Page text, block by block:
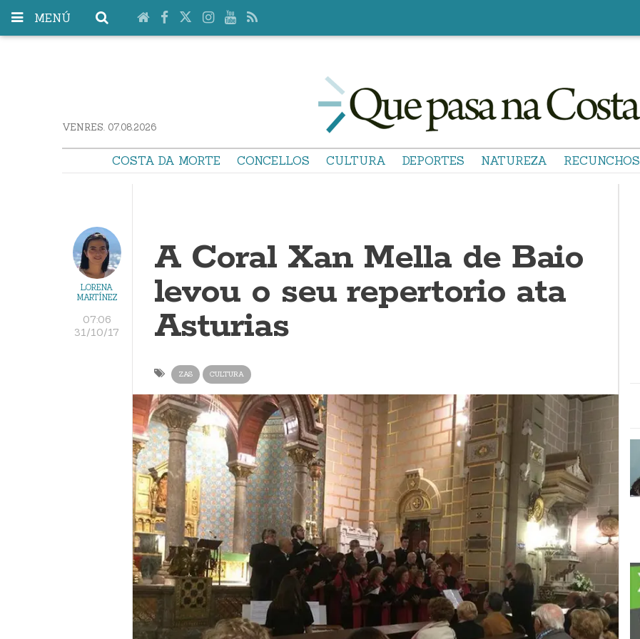
MENÚ
VENRES. 07.08.2026
COSTA DA MORTE CONCELLOS CULTURA DEPORTES NATUREZA RECUNCHOS
LORENA
MARTÍNEZ
07:06
31/10/17
A Coral Xan Mella de Baio
levou o seu repertorio ata
Asturias
ZAS CULTURA